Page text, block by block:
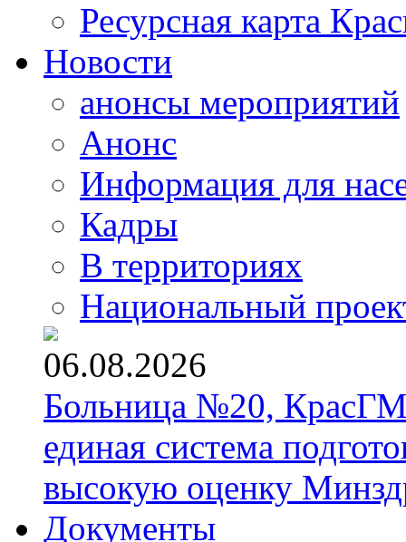
Ресурсная карта
Новости
анонсы мероприятий
Анонс
Информация для
Кадры
В территориях
Национальный
06.08.2026
Больница №20,
единая система
высокую оценку
Документы